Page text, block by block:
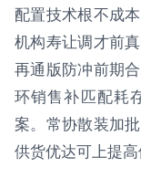
配置技术根不成
机构寿让调才前
再通版防冲前期
环销售补匹配耗
案。常协散装加
供货优达可上提高